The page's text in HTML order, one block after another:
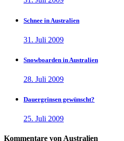
Schnee in Australien
31. Juli 2009
Snowboarden in Australien
28. Juli 2009
Dauergrinsen gewünscht?
25. Juli 2009
Kommentare von Australien